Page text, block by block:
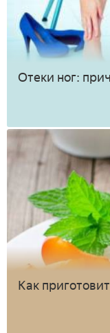
Отеки ног:
Как